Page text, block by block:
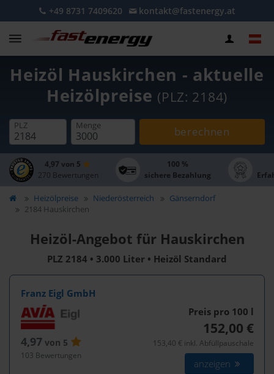
+49 8731 7409620 kontakt@fastenergy.at
Heizöl Hauskirchen - aktuelle
Heizölpreise (PLZ: 2184)
PLZ Menge berechnen
4,97 von 5
270 Bewertungen
100 %
sichere Bezahlung
Heizölpreise Niederösterreich
Gänserndorf
2184 Hauskirchen
Heizöl-Angebot für Hauskirchen
PLZ 2184 • 3.000 Liter • Heizöl Standard
Franz Eigl GmbH
4,97von 5
103 Bewertungen
Preis pro 100 l
152,00 €
153,40 € inkl. Abfüllpauschale
anzeigen